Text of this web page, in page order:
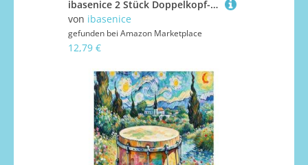
ibasenice 2 Stück Doppelkopf-Maracas aus Holz Kindgerechte Musikinstrumente für Junge Mädchen und Kleinkinder Sicher Leicht für Rhythmus Hörtraining Fördert Feinmotorik und Musikalische
von ibasenice
gefunden bei Amazon Marketplace
12,79 €